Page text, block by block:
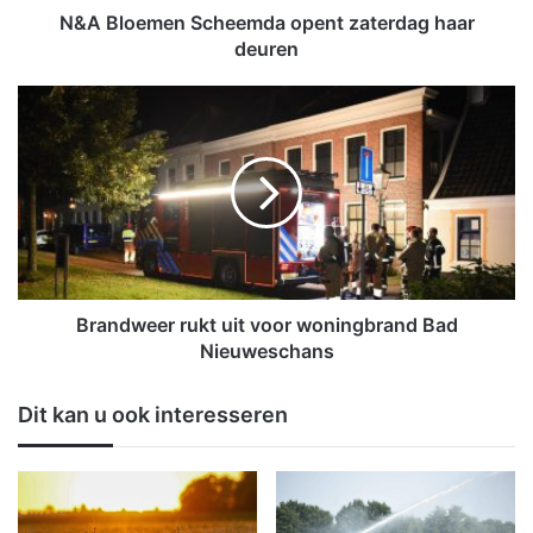
h
d
o
p
e
t
e
r
a
N&A Bloemen Scheemda opent zaterdag haar
deuren
B
d
e
e
r
u
i
t
o
Brandweer rukt uit voor woningbrand Bad
Nieuweschans
Dit kan u ook interesseren